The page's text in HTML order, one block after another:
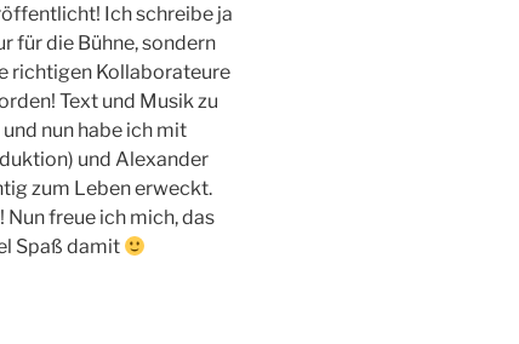
Ich schreibe ja
für die Bühne, sondern
richtigen Kollaborateure
Text und Musik zu
nun habe ich mit
und Alexander
zum Leben erweckt.
freue ich mich, das
Spaß damit